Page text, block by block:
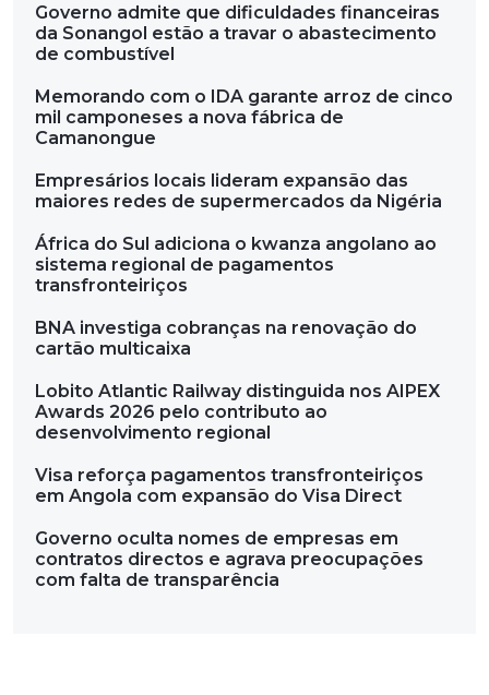
Governo admite que dificuldades financeiras
da Sonangol estão a travar o abastecimento
de combustível
Memorando com o IDA garante arroz de cinco
mil camponeses a nova fábrica de
Camanongue
Empresários locais lideram expansão das
maiores redes de supermercados da Nigéria
África do Sul adiciona o kwanza angolano ao
sistema regional de pagamentos
transfronteiriços
BNA investiga cobranças na renovação do
cartão multicaixa
Lobito Atlantic Railway distinguida nos AIPEX
Awards 2026 pelo contributo ao
desenvolvimento regional
Visa reforça pagamentos transfronteiriços
em Angola com expansão do Visa Direct
Governo oculta nomes de empresas em
contratos directos e agrava preocupações
com falta de transparência